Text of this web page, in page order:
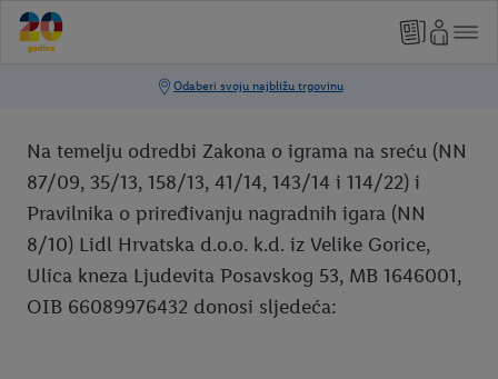
Na temelju odredbi Zakona o igrama na sreću (NN
87/09, 35/13, 158/13, 41/14, 143/14 i 114/22) i
Pravilnika o priređivanju nagradnih igara (NN
8/10) Lidl Hrvatska d.o.o. k.d. iz Velike Gorice,
Ulica kneza Ljudevita Posavskog 53, MB 1646001,
OIB 66089976432 donosi sljedeća: